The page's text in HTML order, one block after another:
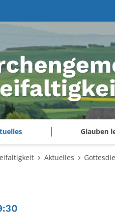
Glauben
Aktuelles